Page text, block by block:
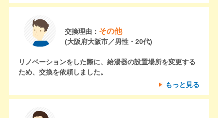
交換理由： その他
(大阪府大阪市／男性・20代)
リノベーションをした際に、給湯器の設置場所を変更する
ため、交換を依頼しました。
もっと見る